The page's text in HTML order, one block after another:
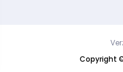
Copyright